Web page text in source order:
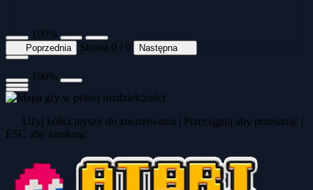
100%
Poprzednia Strona 0 / 0 Następna
100%
Użyj kółka myszy do zoomowania | Przeciągnij aby przesunąć |
ESC aby zamknąć